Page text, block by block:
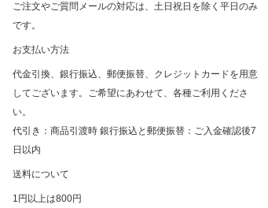
ご注文やご質問メールの対応は、土日祝日を除く平日のみ
です。
お支払い方法
代金引換、銀行振込、郵便振替、クレジットカードを用意
してございます。ご希望にあわせて、各種ご利用くださ
い。
代引き：商品引渡時 銀行振込と郵便振替：ご入金確認後7
日以内
送料について
1円以上は800円